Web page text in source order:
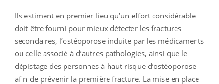
Ils estiment en premier lieu qu’un effort considérable
doit être fourni pour mieux détecter les fractures
secondaires, l’ostéoporose induite par les médicaments
ou celle associé à d’autres pathologies, ainsi que le
dépistage des personnes à haut risque d’ostéoporose
afin de prévenir la première fracture. La mise en place